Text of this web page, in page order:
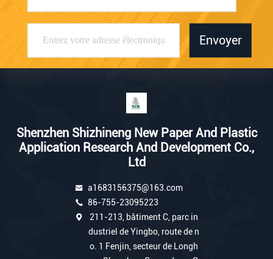
Envoyer
Shenzhen Shizhineng New Paper And Plastic
Application Research And Development Co.,
Ltd
a1683156375@163.com
86-755-23095223
211-213, bâtiment C, parc in
dustriel de Yingbo, route de n
o. 1 Fenjin, secteur de Longh